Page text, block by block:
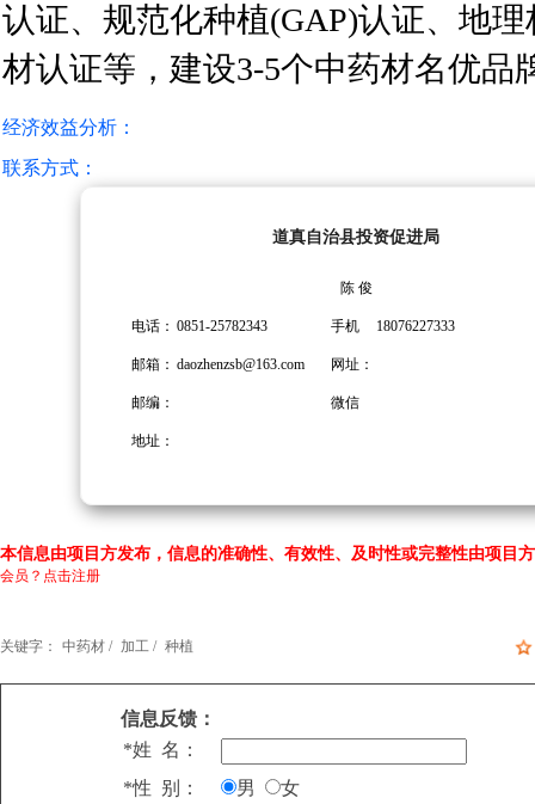
认证、规范化种植(GAP)认证、地
材认证等，建设3-5个中药材名优品
经济效益分析：
联系方式：
道真自治县投资促进局
陈 俊
电话： 0851-25782343 手机 18076227333
邮箱： daozhenzsb@163.com 网址：
邮编： 微信
地址：
本信息由项目方发布，信息的准确性、有效性、及时性或完整性由项目
会员？点击注册
关键字： 中药材 / 加工 / 种植
信息反馈：
*姓 名：
*性 别：
男
女